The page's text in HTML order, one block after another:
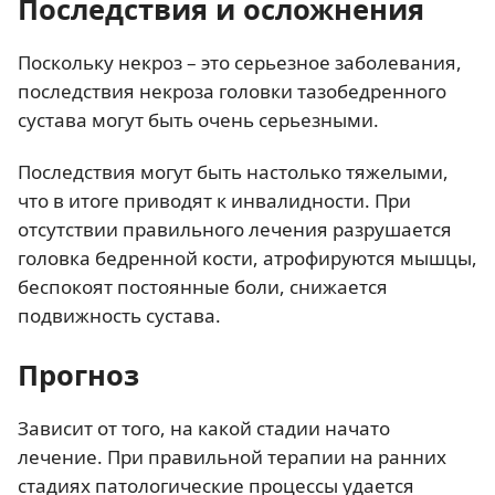
Последствия и осложнения
Поскольку некроз – это серьезное заболевания,
последствия некроза головки тазобедренного
сустава могут быть очень серьезными.
Последствия могут быть настолько тяжелыми,
что в итоге приводят к инвалидности. При
отсутствии правильного лечения разрушается
головка бедренной кости, атрофируются мышцы,
беспокоят постоянные боли, снижается
подвижность сустава.
Прогноз
Зависит от того, на какой стадии начато
лечение. При правильной терапии на ранних
стадиях патологические процессы удается